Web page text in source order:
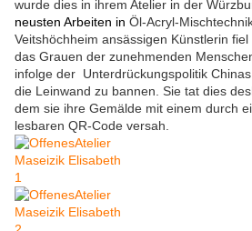
wurde dies in ihrem Atelier in der
neusten Arbeiten in Öl-Acryl-
Veitshöchheim ansässigen Künstlerin fiel
das Grauen der zunehmenden
infolge der Unterdrückungspolitik
die Leinwand zu bannen. Sie tat dies
dem sie ihre Gemälde mit einem durch
lesbaren QR-Code versah.